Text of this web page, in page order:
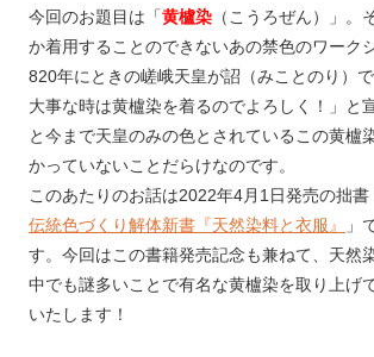
今回のお題目は「黄櫨染 （こうろぜん）」。
か着用することのできないあの禁色のワーク
820年にときの嵯峨天皇が詔（みことのり）
大事な時は黄櫨染を着るのでよろしく！」と
と今まで天皇のみの色とされているこの黄櫨
かっていないことだらけなのです。
このあたりのお話は2022年4月1日発売の拙書
伝統色づくり解体新書『天然染料と衣服』
」
す。今回はこの書籍発売記念も兼ねて、天然
中でも謎多いことで有名な黄櫨染を取り上げ
いたします！